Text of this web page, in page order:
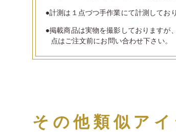
●計測は１点づつ手作業にて計測してお
●掲載商品は実物を撮影しておりますが
点はご注文前にお問い合わせ下さい。
その他類似アイ